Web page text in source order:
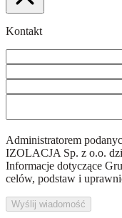
Kontakt
Administratorem
IZOLACJA Sp. z o.o.
Informacje dotyczące
celów, podstaw i
Wyślij wiadomość